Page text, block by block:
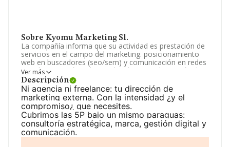
Sobre Kyomu Marketing Sl.
La compañía informa que su actividad es prestación de
servicios en el campo del marketing. posicionamiento
web en buscadores (seo/sem) y comunicación en redes
sociales. creación y diseño de páginas web. gestión de
redes sociales. La empresa es una Sociedad Limitada.
Su actividad CNAE es '%cnae%' con código 6290. La
empresa no tiene actividad en mercados exteriores.
Atendiendo a los datos disponibles en INFORMA, el
número de empleados de la compañía ha estado por
debajo de la media de sector.
Ver más
Descripción
Ni agencia ni freelance: tu dirección de
marketing externa. Con la intensidad ¿y el
compromiso¿ que necesites.
Cubrimos las 5P bajo un mismo paraguas:
consultoría estratégica, marca, gestión digital y
comunicación.